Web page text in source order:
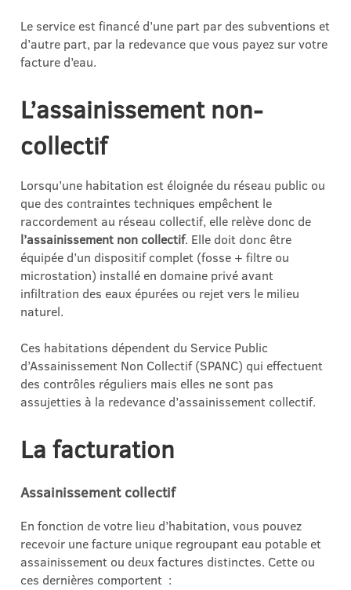
Le service est financé d’une part par des subventions et
d’autre part, par la redevance que vous payez sur votre
facture d’eau.
L’assainissement non-
collectif
Lorsqu’une habitation est éloignée du réseau public ou
que des contraintes techniques empêchent le
raccordement au réseau collectif, elle relève donc de
l’assainissement non collectif. Elle doit donc être
équipée d’un dispositif complet (fosse + filtre ou
microstation) installé en domaine privé avant
infiltration des eaux épurées ou rejet vers le milieu
naturel.
Ces habitations dépendent du Service Public
d’Assainissement Non Collectif (SPANC) qui effectuent
des contrôles réguliers mais elles ne sont pas
assujetties à la redevance d’assainissement collectif.
La facturation
Assainissement collectif
En fonction de votre lieu d’habitation, vous pouvez
recevoir une facture unique regroupant eau potable et
assainissement ou deux factures distinctes. Cette ou
ces dernières comportent :